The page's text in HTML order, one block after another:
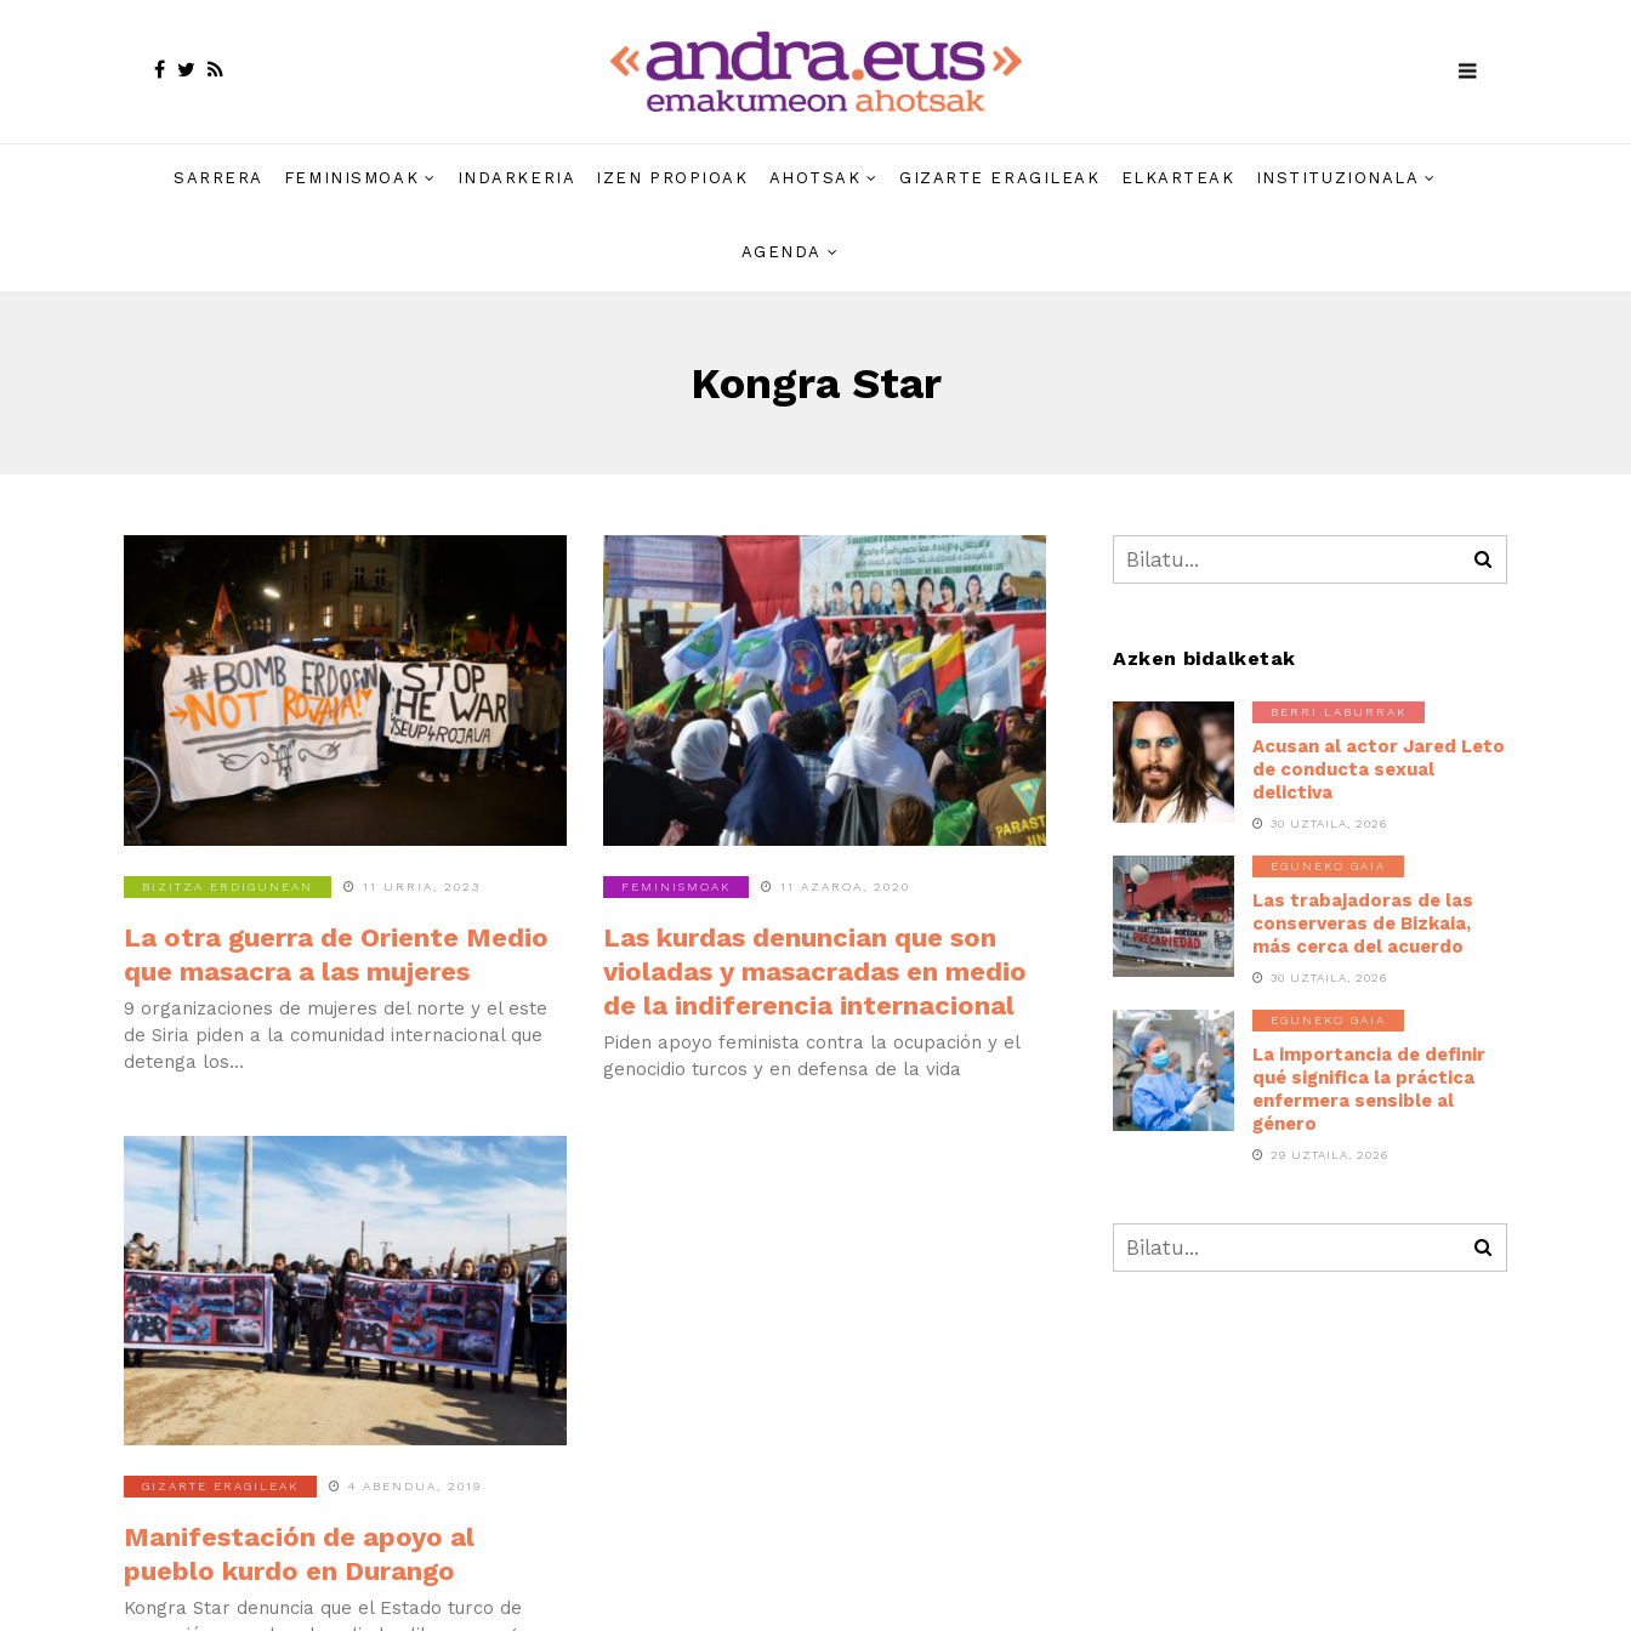
SARRERA FEMINISMOAK INDARKERIA IZEN PROPIOAK AHOTSAK GIZARTE ERAGILEAK ELKARTEAK INSTITUZIONALA
AGENDA
Kongra Star
BIZITZA ERDIGUNEAN 11 URRIA, 2023
La otra guerra de Oriente Medio
que masacra a las mujeres
9 organizaciones de mujeres del norte y el este
de Siria piden a la comunidad internacional que
detenga los...
FEMINISMOAK 11 AZAROA, 2020
Las kurdas denuncian que son
violadas y masacradas en medio
de la indiferencia internacional
Piden apoyo feminista contra la ocupación y el
genocidio turcos y en defensa de la vida
GIZARTE ERAGILEAK 4 ABENDUA, 2019
Manifestación de apoyo al
pueblo kurdo en Durango
Kongra Star denuncia que el Estado turco de
Azken bidalketak
BERRI LABURRAK
Acusan al actor Jared Leto
de conducta sexual
delictiva
30 UZTAILA, 2026
EGUNEKO GAIA
Las trabajadoras de las
conserveras de Bizkaia,
más cerca del acuerdo
30 UZTAILA, 2026
EGUNEKO GAIA
La importancia de definir
qué significa la práctica
enfermera sensible al
género
29 UZTAILA, 2026